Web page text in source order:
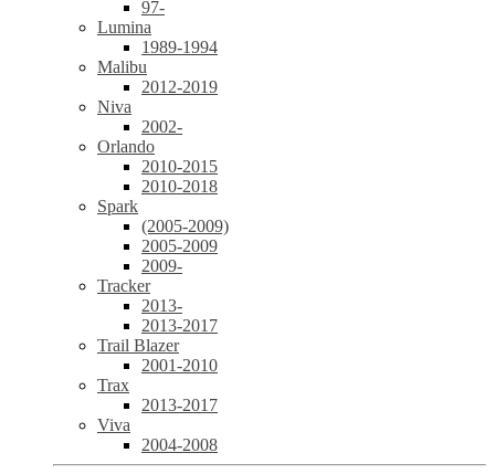
97-
Lumina
1989-1994
Malibu
2012-2019
Niva
2002-
Orlando
2010-2015
2010-2018
Spark
(2005-2009)
2005-2009
2009-
Tracker
2013-
2013-2017
Trail Blazer
2001-2010
Trax
2013-2017
Viva
2004-2008